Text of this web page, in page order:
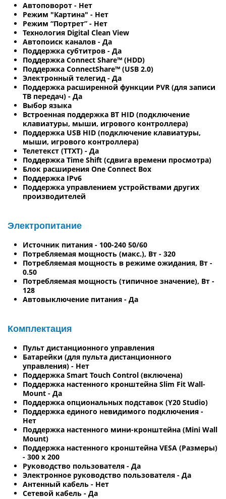
Автоповорот - Нет
Режим "Картина" - Нет
Режим “Портрет” - Нет
Технология Digital Clean View
Автопоиск каналов - Да
Поддержка субтитров - Да
Поддержка Connect Share™ (HDD)
Поддержка ConnectShare™ (USB 2.0)
Электронный телегид - Да
Поддержка расширенной функции PVR (для записи
ТВ передач) - Да
Выбор языка
Встроенная поддержка BT HID (подключение
клавиатуры, мыши, игрового контроллера)
Поддержка USB HID (подключение клавиатуры,
мыши, игрового контроллера)
Телетекст (TTXT) - Да
Поддержка Time Shift (сдвига времени просмотра)
Блок расширения One Connect Box
Поддержка IPv6
Поддержка управлением устройствами других
производителей
Электропитание
Источник питания - 100-240 50/60
Потребляемая мощность (макс.), Вт - 320
Потребляемая мощность в режиме ожидания, Вт -
0.50
Потребляемая мощность (типичное значение), Вт -
128
Автовыключение питания - Да
Комплектация
Пульт дистанционного управления
Батарейки (для пульта дистанционного
управления) - Нет
Поддержка Smart Touch Control (включена)
Поддержка настенного кронштейна Slim Fit Wall-
Mount - Да
Поддержка опциональных подставок (Y20 Studio)
Поддержка единого невидимого подключения -
Нет
Поддержка настенного мини-кронштейна (Mini Wall
Mount)
Поддержка настенного кронштейна VESA (Размеры)
- 300 x 200
Руководство пользователя - Да
Электронное руководство пользователя - Да
Антенный кабель - Нет
Сетевой кабель - Да